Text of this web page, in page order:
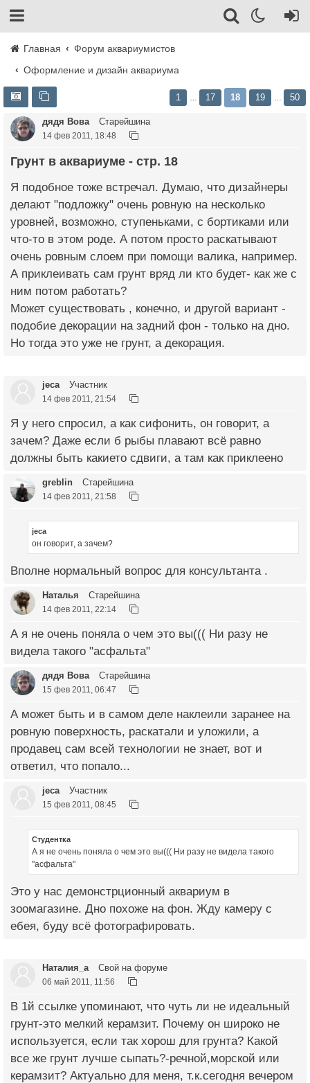
Главная
Форум аквариумистов
Оформление и дизайн аквариума
1 17 18 19 50
дядя Вова Старейшина
14 фев 2011, 18:48
Грунт в аквариуме - стр. 18
Я подобное тоже встречал. Думаю, что дизайнеры
делают "подложку" очень ровную на несколько
уровней, возможно, ступеньками, с бортиками или
что-то в этом роде. А потом просто раскатывают
очень ровным слоем при помощи валика, например.
А приклеивать сам грунт вряд ли кто будет- как же с
ним потом работать?
Может существовать , конечно, и другой вариант -
подобие декорации на задний фон - только на дно.
Но тогда это уже не грунт, а декорация.
jeca Участник
14 фев 2011, 21:54
Я у него спросил, а как сифонить, он говорит, а
зачем? Даже если б рыбы плавают всё равно
должны быть какието сдвиги, а там как приклеено
greblin Старейшина
14 фев 2011, 21:58
jeca
он говорит, а зачем?
Вполне нормальный вопрос для консультанта .
Наталья Старейшина
14 фев 2011, 22:14
А я не очень поняла о чем это вы((( Ни разу не
видела такого "асфальта"
дядя Вова Старейшина
15 фев 2011, 06:47
А может быть и в самом деле наклеили заранее на
ровную поверхность, раскатали и уложили, а
продавец сам всей технологии не знает, вот и
ответил, что попало...
jeca Участник
15 фев 2011, 08:45
Студентка
А я не очень поняла о чем это вы((( Ни разу не видела такого
"асфальта"
Это у нас демонстрционный аквариум в
зоомагазине. Дно похоже на фон. Жду камеру с
ебея, буду всё фотографировать.
Наталия_a Свой на форуме
06 май 2011, 11:56
В 1й ссылке упоминают, что чуть ли не идеальный
грунт-это мелкий керамзит. Почему он широко не
используется, если так хорош для грунта? Какой
все же грунт лучше сыпать?-речной,морской или
керамзит? Актуально для меня, т.к.сегодня вечером